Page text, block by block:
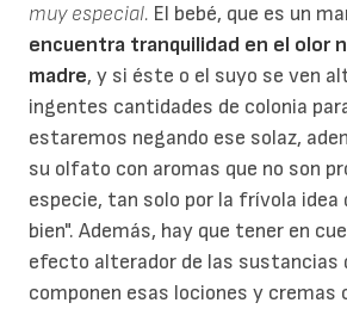
muy especial. El bebé, que es un
encuentra tranquilidad en el olor
madre, y si éste o el suyo se ven
ingentes cantidades de colonia
estaremos negando ese solaz,
su olfato con aromas que no son
especie, tan solo por la frívola idea
bien". Además, hay que tener en
efecto alterador de las sustancias
componen esas lociones y cremas